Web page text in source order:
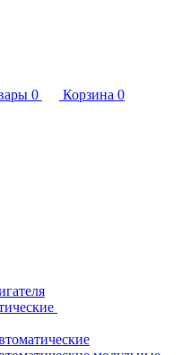
0 Корзина 0